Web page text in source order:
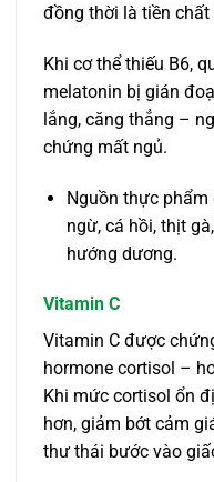
đồng thời là tiền
Khi cơ thể thiếu B6,
melatonin bị gián
lắng, căng thẳng –
chứng mất ngủ.
Nguồn thực phẩm
ngừ, cá hồi, thịt
hướng dương.
Vitamin C
Vitamin C được
hormone cortisol –
Khi mức cortisol ổn
hơn, giảm bớt cảm
thư thái bước vào